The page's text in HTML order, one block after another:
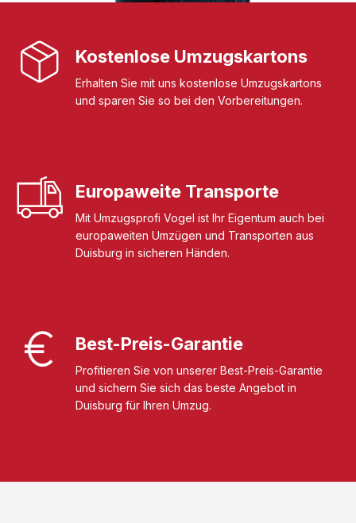
Kostenlose Umzugskartons
Erhalten Sie mit uns kostenlose Umzugskartons
und sparen Sie so bei den Vorbereitungen.
Europaweite Transporte
Mit Umzugsprofi Vogel ist Ihr Eigentum auch bei
europaweiten Umzügen und Transporten aus
Duisburg in sicheren Händen.
Best-Preis-Garantie
Profitieren Sie von unserer Best-Preis-Garantie
und sichern Sie sich das beste Angebot in
Duisburg für Ihren Umzug.